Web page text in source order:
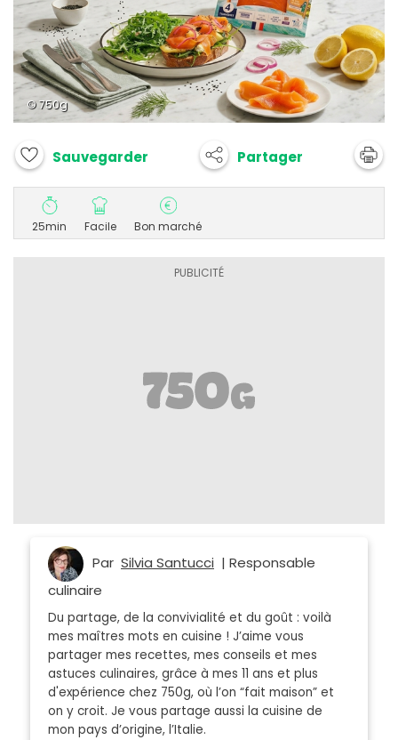
© 750g
Sauvegarder Partager
25min Facile Bon marché
Par Silvia Santucci | Responsable
culinaire
Du partage, de la convivialité et du goût : voilà
mes maîtres mots en cuisine ! J’aime vous
partager mes recettes, mes conseils et mes
astuces culinaires, grâce à mes 11 ans et plus
d'expérience chez 750g, où l’on “fait maison” et
on y croit. Je vous partage aussi la cuisine de
mon pays d’origine, l’Italie.